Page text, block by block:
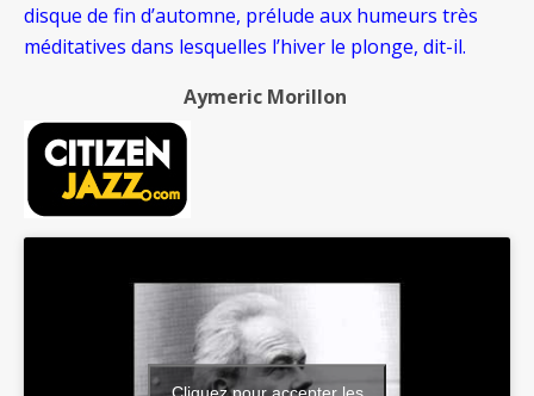
disque de fin d’automne, prélude aux humeurs très
méditatives dans lesquelles l’hiver le plonge, dit-il.
Aymeric Morillon
Cliquez pour accepter les